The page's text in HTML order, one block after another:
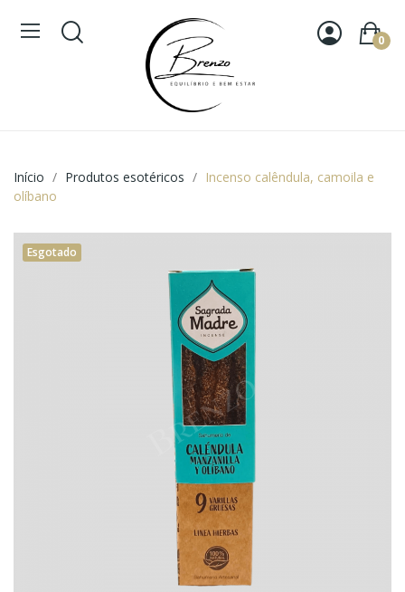
0
Início Produtos esotéricos
Incenso calêndula, camoila e
olíbano
Esgotado